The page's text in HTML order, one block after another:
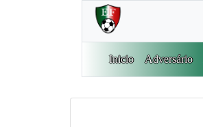
Inicio Adversário